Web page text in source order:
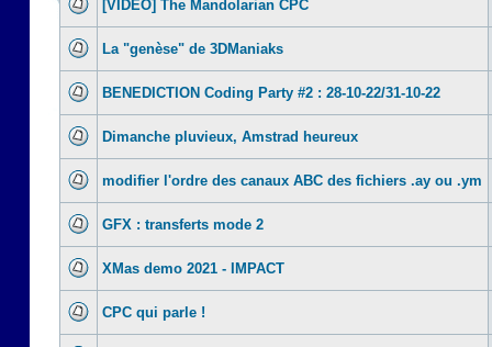
[VIDEO] The Mandolarian CPC
La "genèse" de 3DManiaks
BENEDICTION Coding Party #2 : 28-10-22/31-10-22
Dimanche pluvieux, Amstrad heureux
modifier l'ordre des canaux ABC des fichiers .ay ou .ym
GFX : transferts mode 2
XMas demo 2021 - IMPACT
CPC qui parle !